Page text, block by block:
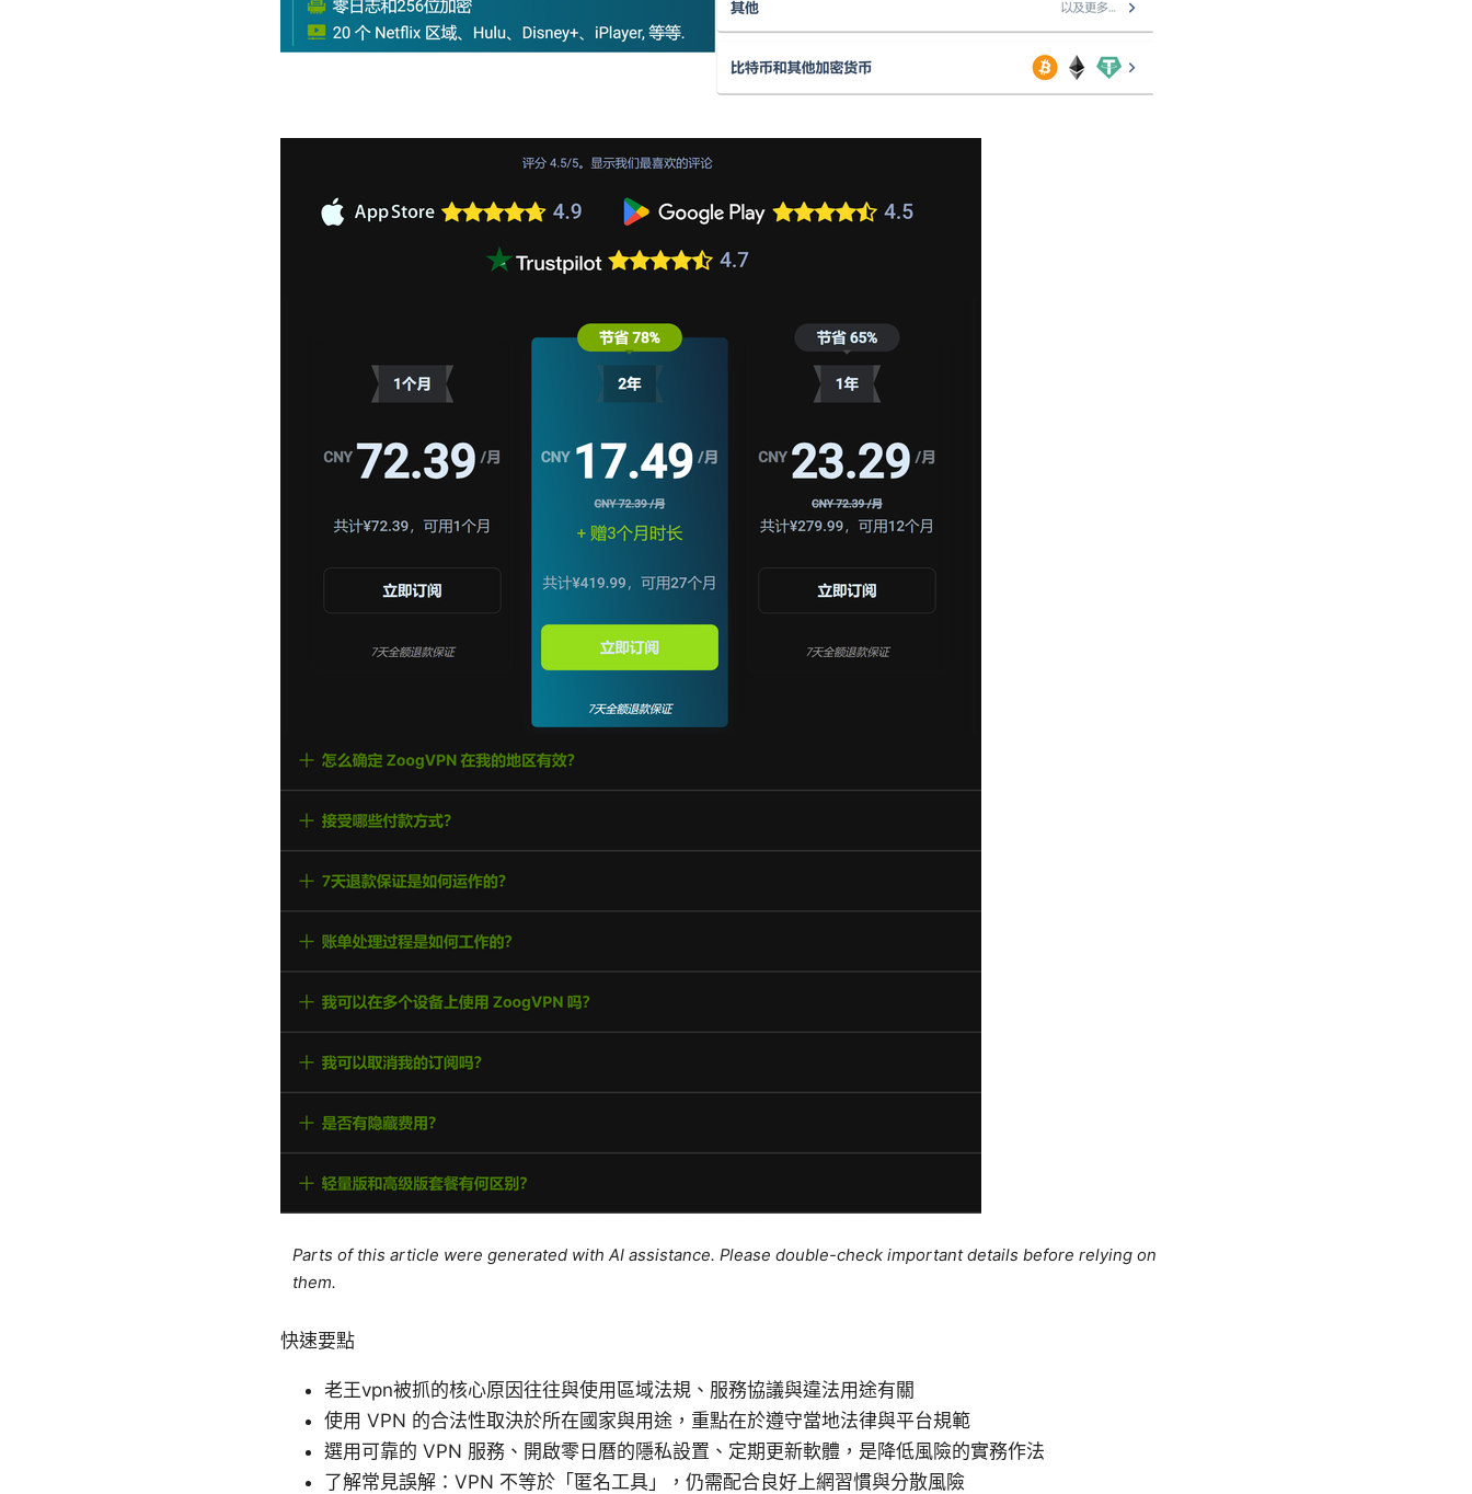
Parts of this article were generated with AI assistance. Please double-check important details before relying on
them.
快速要點
老王vpn被抓的核心原因往往與使用區域法規、服務協議與違法用途有關
使用 VPN 的合法性取決於所在國家與用途，重點在於遵守當地法律與平台規範
選用可靠的 VPN 服務、開啟零日曆的隱私設置、定期更新軟體，是降低風險的實務作法
了解常見誤解：VPN 不等於「匿名工具」，仍需配合良好上網習慣與分散風險